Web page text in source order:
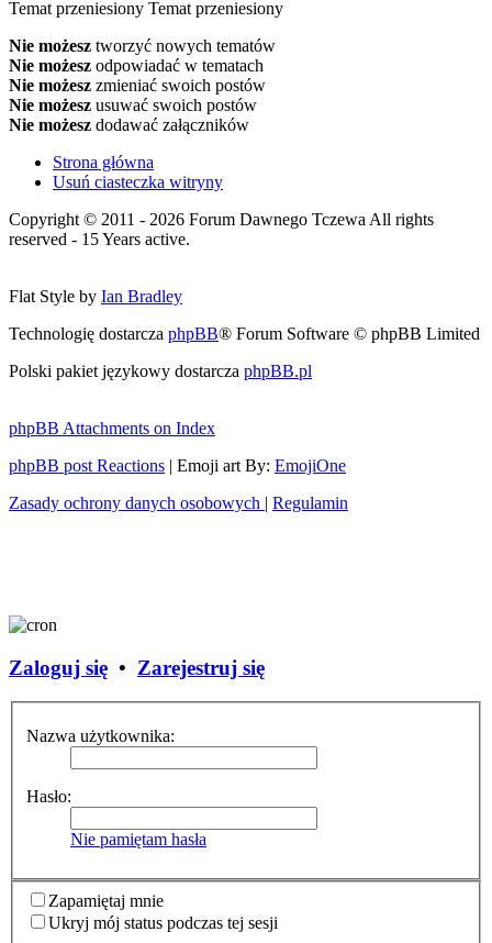
Temat przeniesiony Temat przeniesiony
Nie możesz tworzyć nowych tematów
Nie możesz odpowiadać w tematach
Nie możesz zmieniać swoich postów
Nie możesz usuwać swoich postów
Nie możesz dodawać załączników
Strona główna
Usuń ciasteczka witryny
Copyright © 2011 - 2026 Forum Dawnego Tczewa All rights
reserved - 15 Years active.
Flat Style by Ian Bradley
Technologię dostarcza phpBB® Forum Software © phpBB Limited
Polski pakiet językowy dostarcza phpBB.pl
phpBB Attachments on Index
phpBB post Reactions | Emoji art By: EmojiOne
Zasady ochrony danych osobowych | Regulamin
Zaloguj się • Zarejestruj się
Nazwa użytkownika:
Hasło:
Nie pamiętam hasła
Zapamiętaj mnie
Ukryj mój status podczas tej sesji